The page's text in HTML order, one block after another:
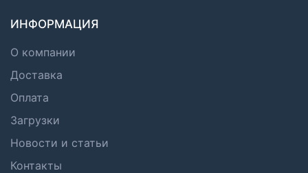
ИНФОРМАЦИЯ
О компании
Доставка
Оплата
Загрузки
Новости и статьи
Контакты